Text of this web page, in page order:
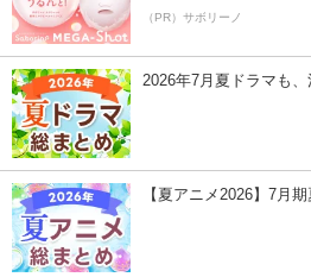
（PR）サボリーノ
2026年7月夏ドラマも
【夏アニメ2026】7月